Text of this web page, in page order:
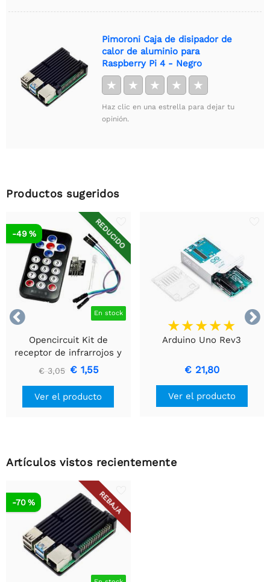
Pimoroni Caja de disipador de
calor de aluminio para
Raspberry Pi 4 - Negro
★ ★ ★ ★ ★
Haz clic en una estrella para dejar tu
opinión.
Productos sugeridos


REDUCIDO
En stock
-49 %
Opencircuit Kit de
receptor de infrarrojos y
mando a distancia.
€ 3,05 € 1,55
Ver el producto
Arduino Uno Rev3
€ 21,80
Ver el producto
Artículos vistos recientemente
REBAJA
-70 %